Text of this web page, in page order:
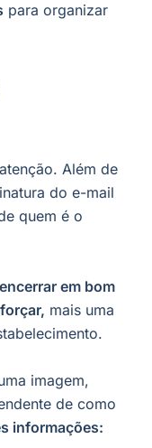
para organizar
Além de
do e-mail
quem é o
encerrar em bom
mais uma
imagem,
de como
informações: